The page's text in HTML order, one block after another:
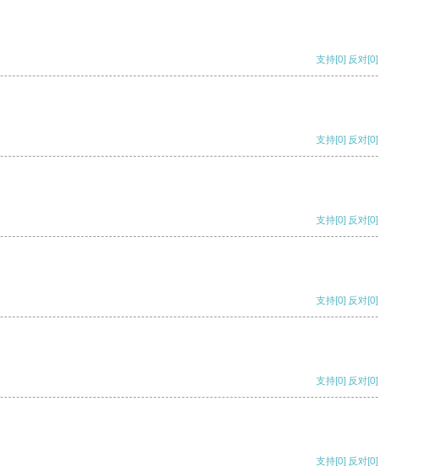
支持[0] 反对[0]
支持[0] 反对[0]
支持[0] 反对[0]
支持[0] 反对[0]
支持[0] 反对[0]
支持[0] 反对[0]